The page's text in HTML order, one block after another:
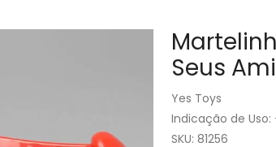
Seus
Yes Toys
Indicação de Uso:
: 81256